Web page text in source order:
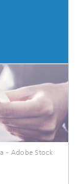
- Adobe Stock